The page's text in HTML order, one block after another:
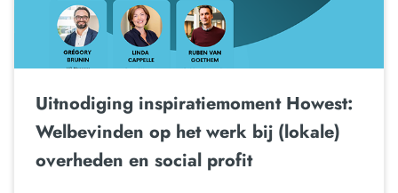
Uitnodiging inspiratiemoment Howest:
Welbevinden op het werk bij (lokale)
overheden en social profit